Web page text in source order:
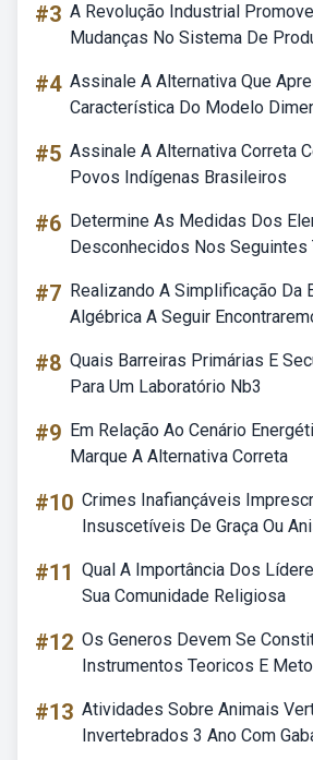
#3 A Revolução Industrial
Mudanças No Sistema De
#4 Assinale A Alternativa Que
Característica Do Modelo
#5 Assinale A Alternativa Correta
Povos Indígenas Brasileiros
#6 Determine As Medidas Dos
Desconhecidos Nos Seguintes
#7 Realizando A Simplificação Da
Algébrica A Seguir
#8 Quais Barreiras Primárias E
Para Um Laboratório Nb3
#9 Em Relação Ao Cenário
Marque A Alternativa Correta
#10 Crimes Inafiançáveis
Insuscetíveis De Graça Ou
#11 Qual A Importância Dos
Sua Comunidade Religiosa
#12 Os Generos Devem Se
Instrumentos Teoricos E
#13 Atividades Sobre Animais
Invertebrados 3 Ano Com